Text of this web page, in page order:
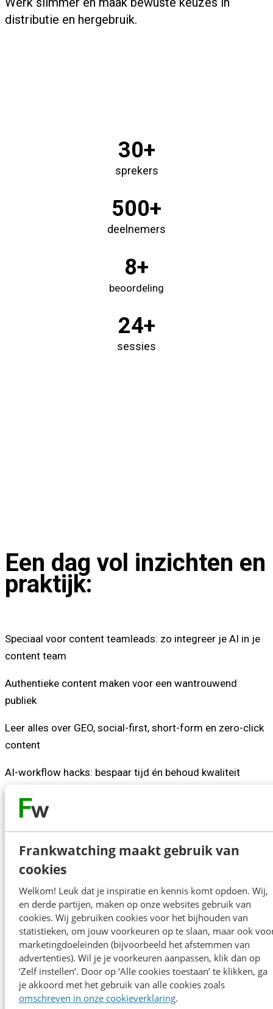
Frankwatching maakt gebruik van
cookies
Welkom! Leuk dat je inspiratie en kennis komt opdoen. Wij,
en derde partijen, maken op onze websites gebruik van
cookies. Wij gebruiken cookies voor het bijhouden van
statistieken, om jouw voorkeuren op te slaan, maar ook
marketingdoeleinden (bijvoorbeeld het afstemmen van
advertenties). Wil je je voorkeuren aanpassen, klik dan op
‘Zelf instellen’. Door op ‘Alle cookies toestaan’ te klikken, ga
je akkoord met het gebruik van alle cookies zoals
omschreven in onze cookieverklaring.
distributie en hergebruik.
30+
sprekers
500+
deelnemers
8+
beoordeling
24+
sessies
Een dag vol inzichten en
praktijk:
Speciaal voor content teamleads: zo integreer je AI in je
content team
Authentieke content maken voor een wantrouwend
publiek
Leer alles over GEO, social-first, short-form en zero-click
content
AI-workflow hacks: bespaar tijd én behoud kwaliteit
Luisteren, doen en meepraten: leer op jouw manier en
word de expert in je organisatie.
Vertaal duurzaamheidsdoelen naar content die raakt en
Programma
Sprekers 2026